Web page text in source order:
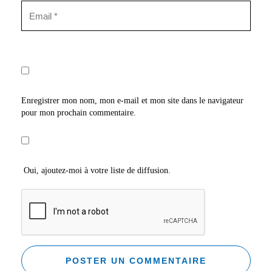
Enregistrer mon nom, mon e-mail et mon site dans le navigateur
pour mon prochain commentaire.
Oui, ajoutez-moi à votre liste de diffusion.